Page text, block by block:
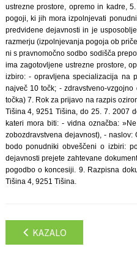
ustrezne prostore, opremo in kadre,
pogoji, ki jih mora izpolnjevati
predvidene dejavnosti in je
razmerju (izpolnjevanja pogoja ob
ni s pravnomočno sodbo sodišča
ima zagotovljene ustrezne prostore,
izbiro: - opravljena specializacija na
največ 10 točk; - zdravstveno-
točka) 7. Rok za prijavo na razpis
Tišina 4, 9251 Tišina, do 25. 7. 2007
kateri mora biti: - vidna označba:
zobozdravstvena dejavnost), -
bodo ponudniki obveščeni o izbiri:
dejavnosti prejete zahtevane
pogodbo o koncesiji. 9. Razpisna
Tišina 4, 9251 Tišina.
KAZALO